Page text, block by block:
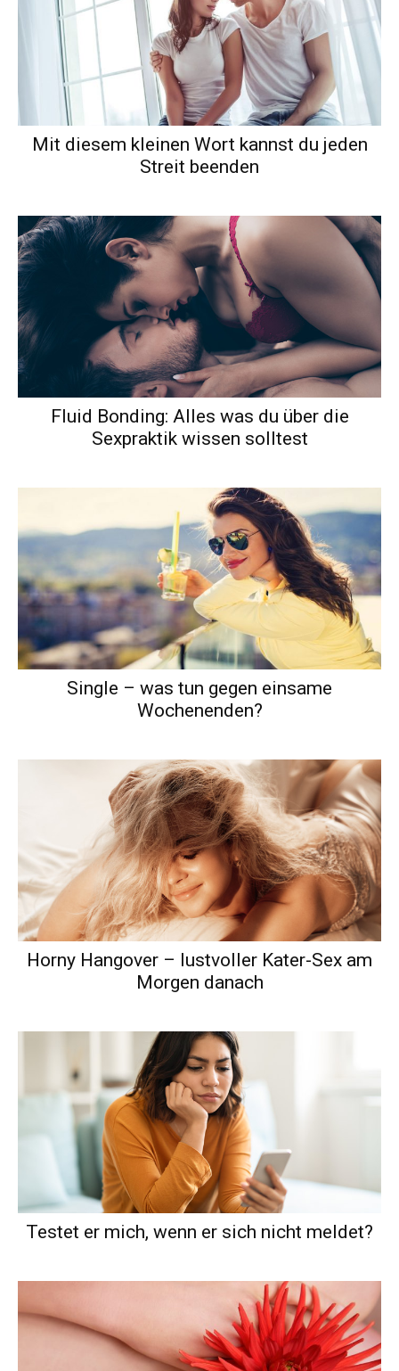
Mit diesem kleinen Wort kannst du jeden
Streit beenden
Fluid Bonding: Alles was du über die
Sexpraktik wissen solltest
Single – was tun gegen einsame
Wochenenden?
Horny Hangover – lustvoller Kater-Sex am
Morgen danach
Testet er mich, wenn er sich nicht meldet?